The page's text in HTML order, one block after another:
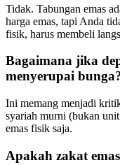
Tidak. Tabungan emas
harga emas, tapi Anda
fisik, harus membeli
Bagaimana jika
menyerupai
Ini memang menjadi
syariah murni (bukan
emas fisik saja.
Apakah zakat